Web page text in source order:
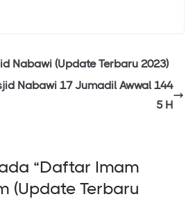
Nabawi (Update Terbaru 2023)
Nabawi 17 Jumadil Awwal 144
5 H
“Daftar Imam
(Update Terbaru